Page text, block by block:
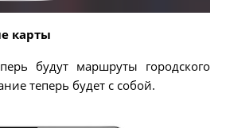
карты
будут маршруты городского
теперь будет с собой.